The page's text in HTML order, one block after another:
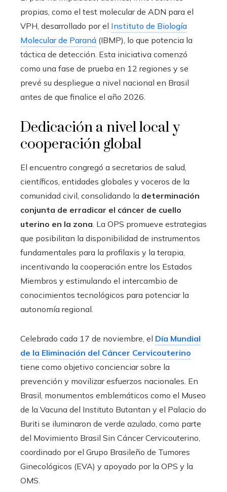
propias, como el test molecular de ADN para el
VPH, desarrollado por el Instituto de Biología
Molecular de Paraná (IBMP), lo que potencia la
táctica de detección. Esta iniciativa comenzó
como una fase de prueba en 12 regiones y se
prevé su despliegue a nivel nacional en Brasil
antes de que finalice el año 2026.
Dedicación a nivel local y
cooperación global
El encuentro congregó a secretarios de salud,
científicos, entidades globales y voceros de la
comunidad civil, consolidando la determinación
conjunta de erradicar el cáncer de cuello
uterino en la zona. La OPS promueve estrategias
que posibilitan la disponibilidad de instrumentos
fundamentales para la profilaxis y la terapia,
incentivando la cooperación entre los Estados
Miembros y estimulando el intercambio de
conocimientos tecnológicos para potenciar la
autonomía regional.
Celebrado cada 17 de noviembre, el Día Mundial
de la Eliminación del Cáncer Cervicouterino
tiene como objetivo concienciar sobre la
prevención y movilizar esfuerzos nacionales. En
Brasil, monumentos emblemáticos como el Museo
de la Vacuna del Instituto Butantan y el Palacio do
Buriti se iluminaron de verde azulado, como parte
del Movimiento Brasil Sin Cáncer Cervicouterino,
coordinado por el Grupo Brasileño de Tumores
Ginecológicos (EVA) y apoyado por la OPS y la
OMS.